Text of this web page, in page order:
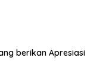
berikan Apresiasi